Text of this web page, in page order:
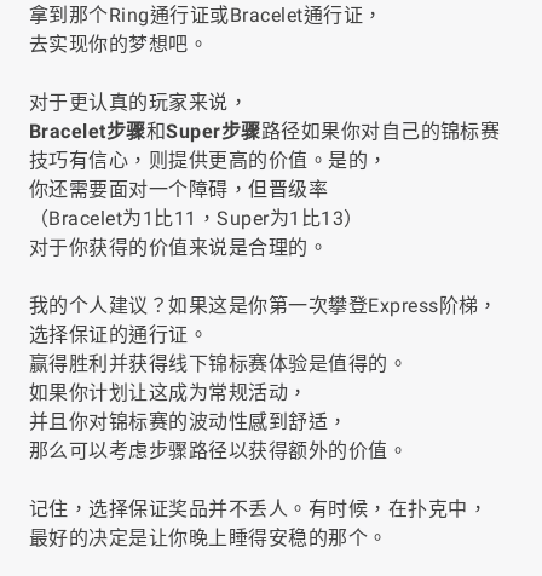
拿到那个Ring通行证或Bracelet通行证，
去实现你的梦想吧。
对于更认真的玩家来说，
Bracelet步骤和Super步骤路径如果你对自己的锦标赛
技巧有信心，则提供更高的价值。是的，
你还需要面对一个障碍，但晋级率
（Bracelet为1比11，Super为1比13）
对于你获得的价值来说是合理的。
我的个人建议？如果这是你第一次攀登Express阶梯，
选择保证的通行证。
赢得胜利并获得线下锦标赛体验是值得的。
如果你计划让这成为常规活动，
并且你对锦标赛的波动性感到舒适，
那么可以考虑步骤路径以获得额外的价值。
记住，选择保证奖品并不丢人。有时候，在扑克中，
最好的决定是让你晚上睡得安稳的那个。